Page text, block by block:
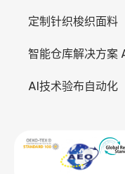
定制针织梭织面料
智能仓库解决方案
AI技术验布自动化